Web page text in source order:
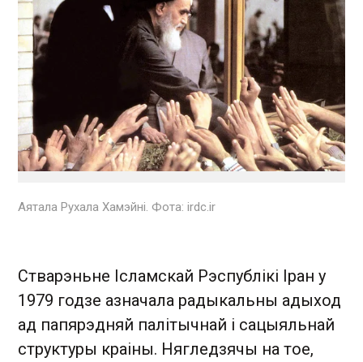
Аятала Рухала Хамэйні. Фота: irdc.ir
Стварэньне Ісламскай Рэспублікі Іран у
1979 годзе азначала радыкальны адыход
ад папярэдняй палітычнай і сацыяльнай
структуры краіны. Нягледзячы на тое,